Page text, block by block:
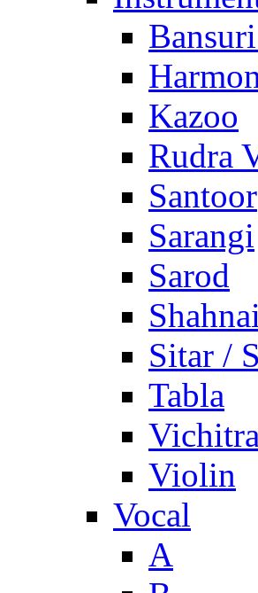
Kazoo
Rudra
Santoor
Sarangi
Sarod
Shahnai
Sitar /
Tabla
Violin
Vocal
A